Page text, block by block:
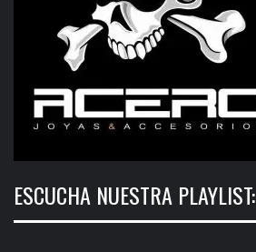
ESCUCHA NUESTRA PLAYLIST: